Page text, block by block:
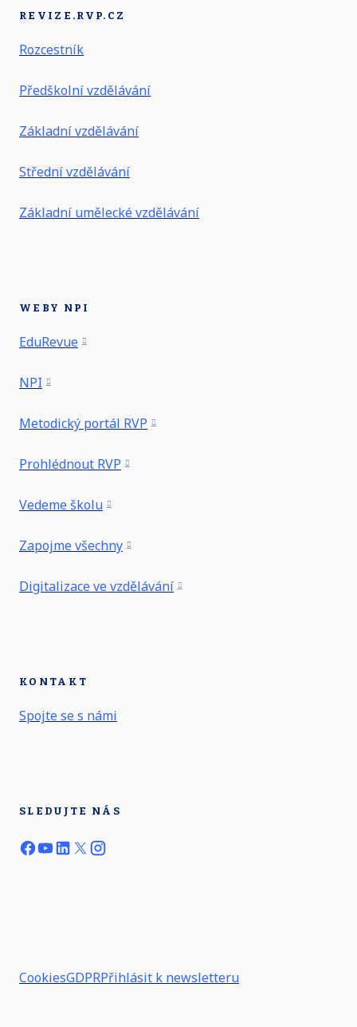
REVIZE.RVP.CZ
Rozcestník
Předškolní vzdělávání
Základní vzdělávání
Střední vzdělávání
Základní umělecké vzdělávání
WEBY NPI
EduRevue
NPI
Metodický portál RVP
Prohlédnout RVP
Vedeme školu
Zapojme všechny
Digitalizace ve vzdělávání
KONTAKT
Spojte se s námi
SLEDUJTE NÁS
CookiesGDPRPřihlásit k newsletteru